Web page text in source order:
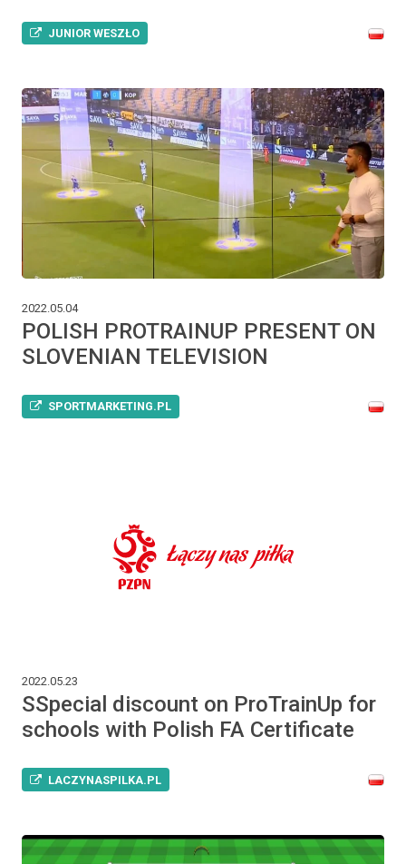
JUNIOR WESZŁO
2022.05.04
POLISH PROTRAINUP PRESENT ON
SLOVENIAN TELEVISION
SPORTMARKETING.PL
2022.05.23
SSpecial discount on ProTrainUp for
schools with Polish FA Certificate
LACZYNASPILKA.PL